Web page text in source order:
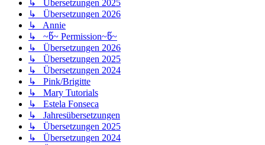
↳ Übersetzungen 2025
↳ Übersetzungen 2026
↳ Annie
↳ ~წ~ Permission~წ~
↳ Übersetzungen 2026
↳ Übersetzungen 2025
↳ Übersetzungen 2024
↳ Pink/Brigitte
↳ Mary Tutorials
↳ Estela Fonseca
↳ Jahresübersetzungen
↳ Übersetzungen 2025
↳ Übersetzungen 2024